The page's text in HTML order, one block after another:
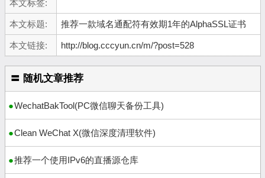
本文标签:
本文标题: 推荐一款域名通配符有效期1年的AlphaSSL证书
本文链接: http://blog.cccyun.cn/m/?post=528
〓 随机文章推荐
WechatBakTool(PC微信聊天备份工具)
Clean WeChat X(微信深度清理软件)
推荐一个使用IPv6的直播源仓库